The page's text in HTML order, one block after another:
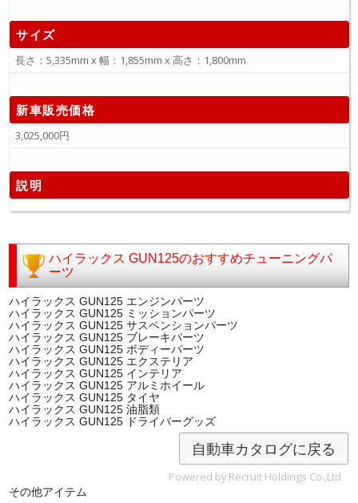
サイズ
長さ：5,335mm x 幅：1,855mm x 高さ：1,800mm
新車販売価格
3,025,000円
説明
ハイラックス GUN125のおすすめチューニングパ
ーツ
ハイラックス GUN125 エンジンパーツ
ハイラックス GUN125 ミッションパーツ
ハイラックス GUN125 サスペンションパーツ
ハイラックス GUN125 ブレーキパーツ
ハイラックス GUN125 ボディーパーツ
ハイラックス GUN125 エクステリア
ハイラックス GUN125 インテリア
ハイラックス GUN125 アルミホイール
ハイラックス GUN125 タイヤ
ハイラックス GUN125 油脂類
ハイラックス GUN125 ドライバーグッズ
自動車カタログに戻る
Powered by Recruit Holdings Co.,Ltd
その他アイテム